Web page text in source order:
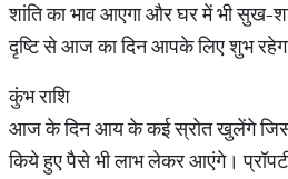
शांति का भाव आएगा और घर में भी सुख-
दृष्टि से आज का दिन आपके लिए शुभ
कुंभ राशि
आज के दिन आय के कई स्रोत खुलेंगे
किये हुए पैसे भी लाभ लेकर आएंगे।